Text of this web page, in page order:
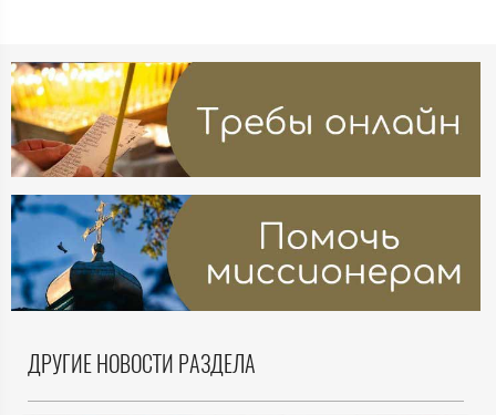
ДРУГИЕ НОВОСТИ РАЗДЕЛА